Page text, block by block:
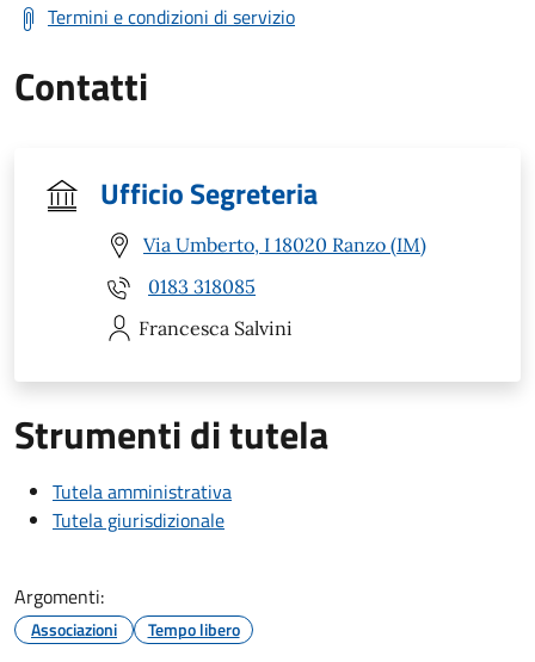
Termini e condizioni di servizio
Contatti
Ufficio Segreteria
Via Umberto, I 18020 Ranzo (IM)
0183 318085
Francesca Salvini
Strumenti di tutela
Tutela amministrativa
Tutela giurisdizionale
Argomenti:
Associazioni Tempo libero